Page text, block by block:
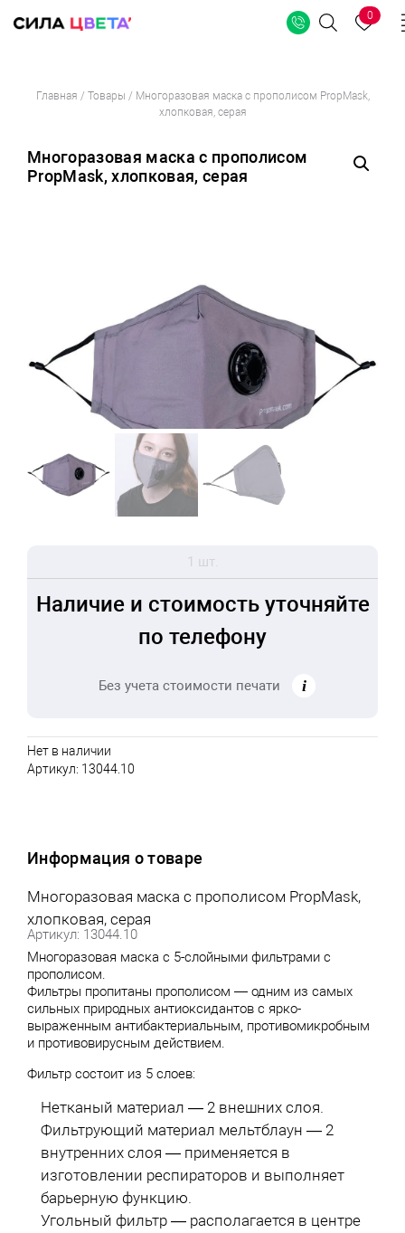
Перейти
Поиск
0
Главная / Товары / Многоразовая маска с прополисом PropMask,
хлопковая, серая
Многоразовая маска с прополисом
PropMask, хлопковая, серая
1 шт.
Наличие и стоимость уточняйте
по телефону
Без учета стоимости печати
Нет в наличии
Артикул: 13044.10
Информация о товаре
Многоразовая маска с прополисом PropMask,
хлопковая, серая
Артикул: 13044.10
Многоразовая маска с 5-слойными фильтрами с
прополисом.
Фильтры пропитаны прополисом — одним из самых
сильных природных антиоксидантов с ярко-
выраженным антибактериальным, противомикробным
и противовирусным действием.
Фильтр состоит из 5 слоев:
Нетканый материал — 2 внешних слоя.
Фильтрующий материал мельтблаун — 2
внутренних слоя — применяется в
изготовлении респираторов и выполняет
барьерную функцию.
Угольный фильтр — располагается в центре